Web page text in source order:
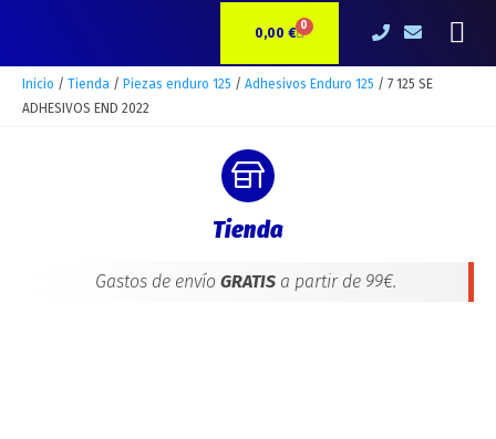
0,00 € 0CARRITO
Inicio / Tienda / Piezas enduro 125 / Adhesivos Enduro 125 / 7 125 SE
ADHESIVOS END 2022
Tienda
Gastos de envío GRATISa partir de 99€.
ADHESIVOS
END